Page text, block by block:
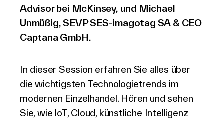
Advisor bei McKinsey, und Michael
Unmüßig, SEVP SES-imagotag SA & CEO
Captana GmbH.
In dieser Session erfahren Sie alles über
die wichtigsten Technologietrends im
modernen Einzelhandel. Hören und sehen
Sie, wie loT, Cloud, künstliche Intelligenz